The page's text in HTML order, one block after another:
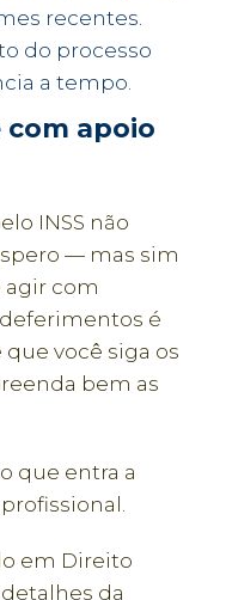
recentes.
do processo
a tempo.
com apoio
INSS não
— mas sim
agir com
é
você siga os
bem as
que entra a
em Direito
da